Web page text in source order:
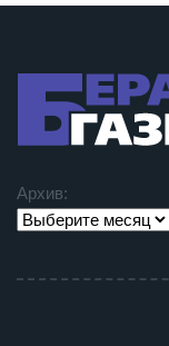
Архив: